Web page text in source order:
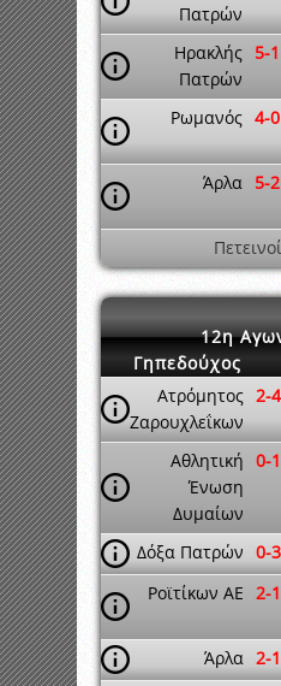
Πατρών
Ηρακλής
Πατρών
5-1
Ρωμανός 4-0
Άρλα 5-2
12η
Γηπεδούχος
Ατρόμητος
Ζαρουχλεΐκων
2-4
Αθλητική
Ένωση
Δυμαίων
0-1
Δόξα Πατρών 0-3
Ροϊτίκων ΑΕ 2-1
Άρλα 2-1